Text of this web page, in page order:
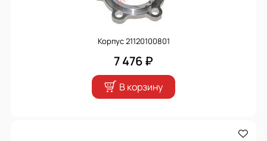
Корпус 21120100801
7 476 ₽
В корзину